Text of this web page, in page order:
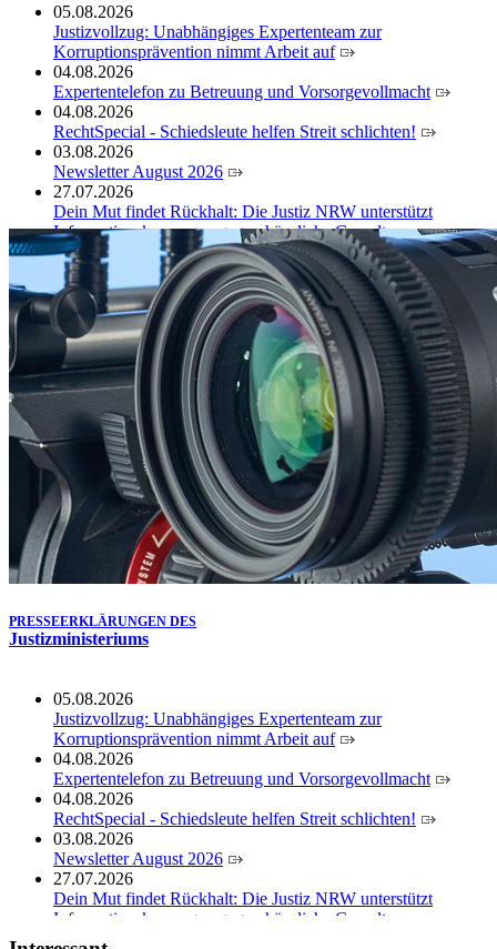
05.08.2026
Justizvollzug: Unabhängiges Expertenteam zur
Korruptionsprävention nimmt Arbeit auf
04.08.2026
Expertentelefon zu Betreuung und Vorsorgevollmacht
04.08.2026
RechtSpecial - Schiedsleute helfen Streit schlichten!
03.08.2026
Newsletter August 2026
27.07.2026
Dein Mut findet Rückhalt: Die Justiz NRW unterstützt
Informationskampagne gegen häusliche Gewalt
10.07.2026
Anerkennung für innovative Suizidpräventionsarbeit: JVA
Köln ausgezeichnet
14.07.2026
Justiz der Zukunft gemeinsam gestalten: Minister Limbach
zieht positive Bilanz des Projekts Zukunftswerkstatt Justiz
Nordrhein-Westfalen
01.07.2026
Newsletter Juli 2026
30.06.2026
288 Anwärterinnen und Anwärter des Jahrgangs 2024/2026
der Justizvollzugsschule NRW geehrt
30.06.2026
RechtSpecial - Schiedsleute helfen Streit schlichten!
PRESSEERKLÄRUNGEN DES
Justizministeriums
05.08.2026
Justizvollzug: Unabhängiges Expertenteam zur
Korruptionsprävention nimmt Arbeit auf
04.08.2026
Expertentelefon zu Betreuung und Vorsorgevollmacht
04.08.2026
RechtSpecial - Schiedsleute helfen Streit schlichten!
03.08.2026
Newsletter August 2026
27.07.2026
Dein Mut findet Rückhalt: Die Justiz NRW unterstützt
Informationskampagne gegen häusliche Gewalt